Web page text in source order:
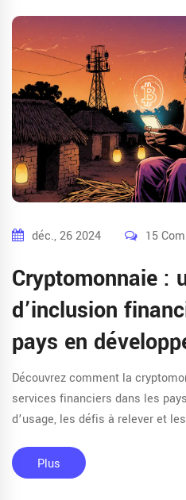
déc., 26 2024 15
Cryptomonnaie :
d’inclusion
pays en
Découvrez comment la
services financiers dans les
d’usage, les défis à relever et
Plus